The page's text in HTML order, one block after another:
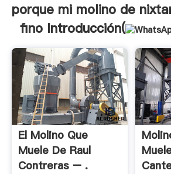
porque mi molino de
fino Introducción(
El Molino Que
Muele De Raul
Contreras – .